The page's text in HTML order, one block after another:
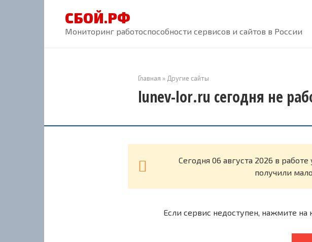
СБОЙ.РФ
Мониторинг работоспособности сервисов и сайтов в России
Главная » Другие сайты
lunev-lor.ru сегодня не
Cегодня 06 августа 2026 в
получили
Если сервис недоступен, нажмите